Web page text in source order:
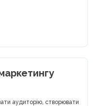
аудиторію, створювати